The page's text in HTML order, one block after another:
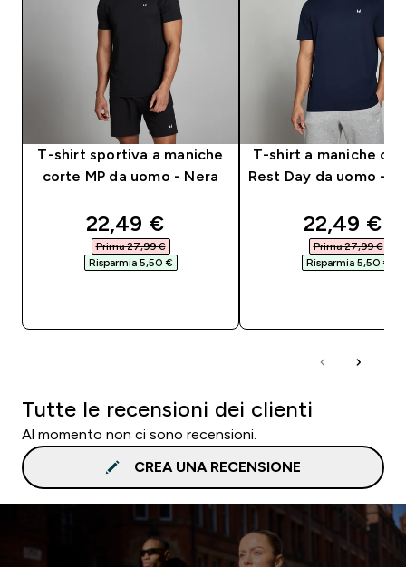
T-shirt sportiva a maniche
corte MP da uomo - Nera
discounted price
22,49 €‎
Prima 27,99 €‎
Risparmia 5,50 €‎
T-shirt a maniche
Rest Day da uomo -
22,49 €‎
Prima 27,99 €‎
Risparmia 5,50 €‎
Tutte le recensioni dei clienti
Al momento non ci sono recensioni.
CREA UNA RECENSIONE